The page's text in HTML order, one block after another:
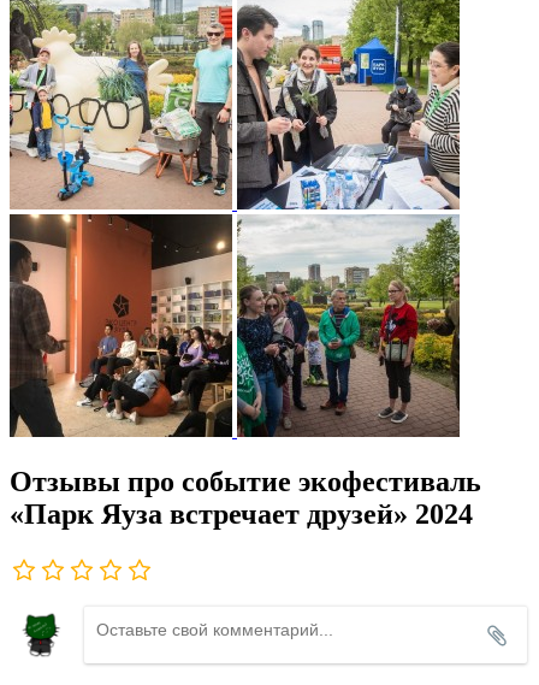
Отзывы про событие экофестиваль
«Парк Яуза встречает друзей» 2024